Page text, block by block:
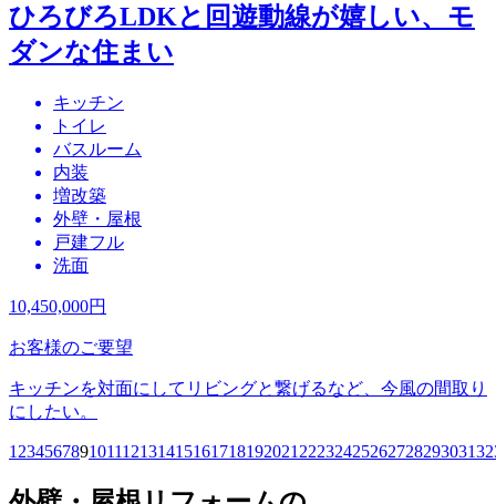
ひろびろLDKと回遊動線が嬉しい、モ
ダンな住まい
キッチン
トイレ
バスルーム
内装
増改築
外壁・屋根
戸建フル
洗面
10,450,000円
お客様のご要望
キッチンを対面にしてリビングと繋げるなど、今風の間取り
にしたい。
1 23456789101112131415161718192021 2223242526272829303132